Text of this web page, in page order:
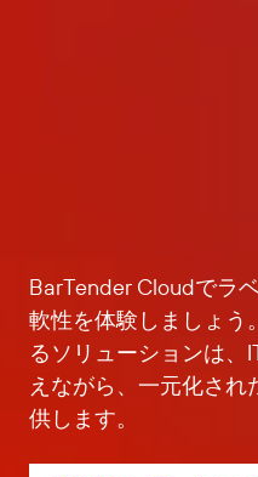
BarTender Cloudでラ
軟性を体験しましょう
るソリューションは、
えながら、一元化さ
供します。